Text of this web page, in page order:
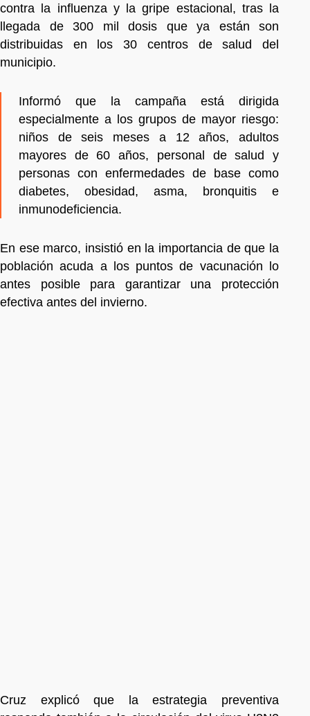
contra la influenza y la gripe estacional, tras la
llegada de 300 mil dosis que ya están son
distribuidas en los 30 centros de salud del
municipio.
Informó que la campaña está dirigida
especialmente a los grupos de mayor riesgo:
niños de seis meses a 12 años, adultos
mayores de 60 años, personal de salud y
personas con enfermedades de base como
diabetes, obesidad, asma, bronquitis e
inmunodeficiencia.
En ese marco, insistió en la importancia de que la
población acuda a los puntos de vacunación lo
antes posible para garantizar una protección
efectiva antes del invierno.
Cruz explicó que la estrategia preventiva